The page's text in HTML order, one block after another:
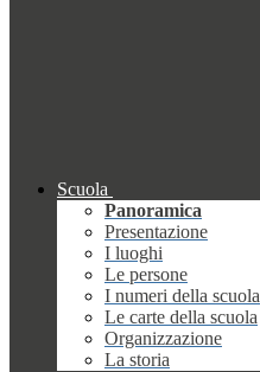
Scuola
Panoramica
Presentazione
I luoghi
Le persone
I numeri della scuola
Le carte della scuola
Organizzazione
La storia